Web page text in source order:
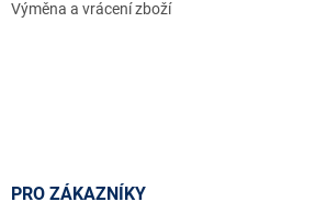
Výměna a vrácení zboží
PRO ZÁKAZNÍKY